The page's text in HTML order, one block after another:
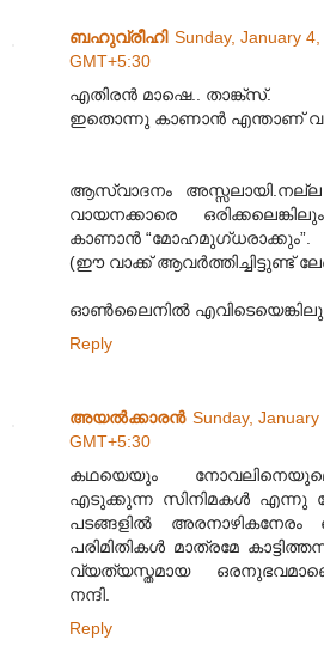
ബഹുവ്രീഹി Sunday, January
GMT+5:30
എതിരൻ മാഷെ.. താങ്ക്സ്.
ഇതൊന്നു കാണാൻ എന്താണ്
ആസ്വാദനം
വായനക്കാരെ
കാണാൻ “മോഹമുഗ്ധരാക്കും”.
(ഈ വാക്ക് ആവർത്തിച്ചിട്ടുണ്ട്
ഓൺലൈനിൽ എവിടെയെങ്കിലും
Reply
അയല്‍ക്കാരന്‍ Sunday,
GMT+5:30
കഥയെയും
എടുക്കുന്ന സിനിമകള്‍ എന്നു
പടങ്ങളില്‍ അരനാഴികനേരം
പരിമിതികള്‍ മാത്രമേ
വ്യത്യസ്തമായ
നന്ദി.
Reply